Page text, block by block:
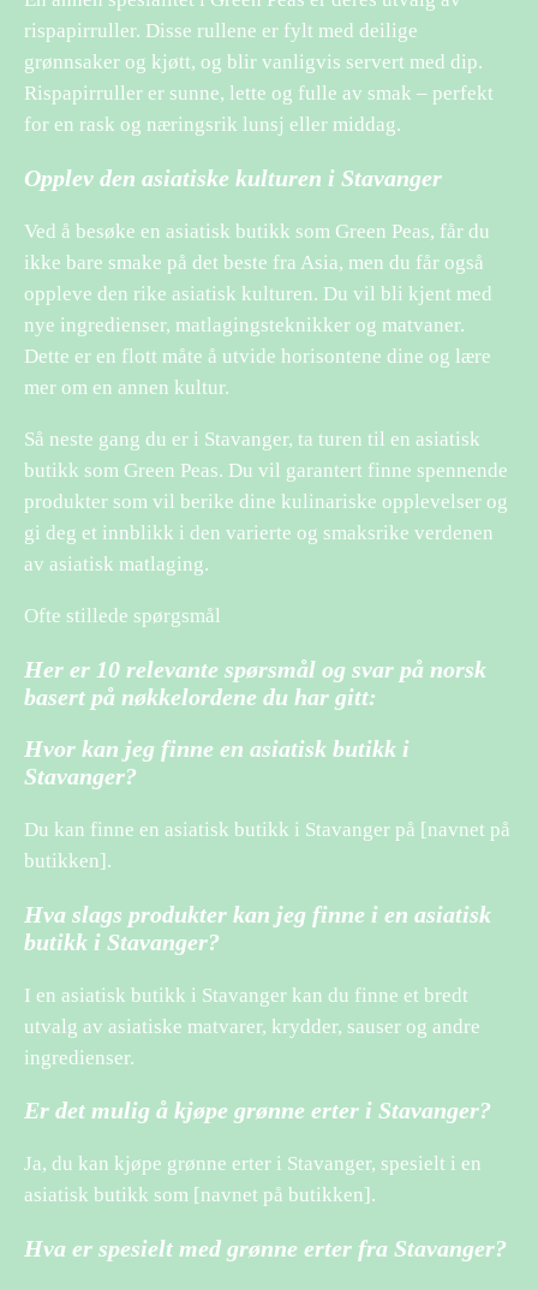
rispapirruller. Disse rullene er fylt med deilige
grønnsaker og kjøtt, og blir vanligvis servert med dip.
Rispapirruller er sunne, lette og fulle av smak – perfekt
for en rask og næringsrik lunsj eller middag.
Opplev den asiatiske kulturen i Stavanger
Ved å besøke en asiatisk butikk som Green Peas, får du
ikke bare smake på det beste fra Asia, men du får også
oppleve den rike asiatisk kulturen. Du vil bli kjent med
nye ingredienser, matlagingsteknikker og matvaner.
Dette er en flott måte å utvide horisontene dine og lære
mer om en annen kultur.
Så neste gang du er i Stavanger, ta turen til en asiatisk
butikk som Green Peas. Du vil garantert finne spennende
produkter som vil berike dine kulinariske opplevelser og
gi deg et innblikk i den varierte og smaksrike verdenen
av asiatisk matlaging.
Ofte stillede spørgsmål
Her er 10 relevante spørsmål og svar på norsk
basert på nøkkelordene du har gitt:
Hvor kan jeg finne en asiatisk butikk i
Stavanger?
Du kan finne en asiatisk butikk i Stavanger på [navnet på
butikken].
Hva slags produkter kan jeg finne i en asiatisk
butikk i Stavanger?
I en asiatisk butikk i Stavanger kan du finne et bredt
utvalg av asiatiske matvarer, krydder, sauser og andre
ingredienser.
Er det mulig å kjøpe grønne erter i Stavanger?
Ja, du kan kjøpe grønne erter i Stavanger, spesielt i en
asiatisk butikk som [navnet på butikken].
Hva er spesielt med grønne erter fra Stavanger?